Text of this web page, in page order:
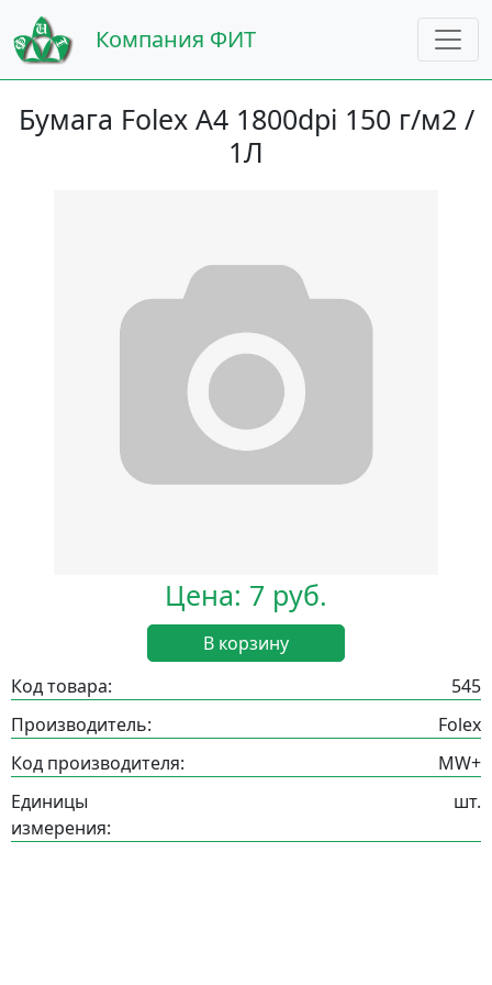
Компания ФИТ
Бумага Folex A4 1800dpi 150 г/м2 /
1Л
Цена: 7 руб.
В корзину
Код товара:
545
Производитель:
Folex
Код производителя:
MW+
Единицы
измерения:
шт.